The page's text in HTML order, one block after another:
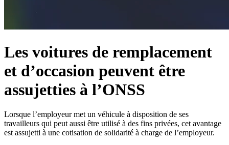
Les voitures de remplacement
et d’occasion peuvent être
assujetties à l’ONSS
Lorsque l’employeur met un véhicule à disposition de ses
travailleurs qui peut aussi être utilisé à des fins privées, cet avantage
est assujetti à une cotisation de solidarité à charge de l’employeur.